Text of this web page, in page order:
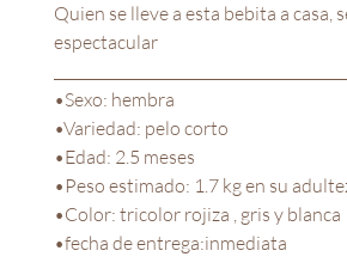
Quien se lleve a esta bebita a casa,
espectacular
•Sexo: hembra
•Variedad: pelo corto
•Edad: 2.5 meses
•Peso estimado: 1.7 kg en su
•Color: tricolor rojiza , gris y blanca
•fecha de entrega:inmediata